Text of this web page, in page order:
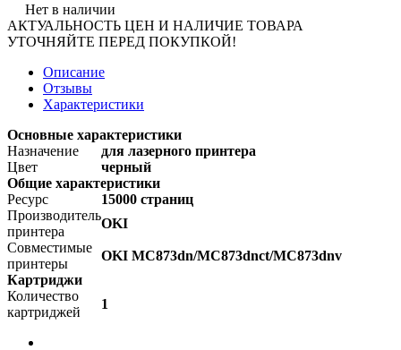
Нет в наличии
АКТУАЛЬНОСТЬ ЦЕН И НАЛИЧИЕ ТОВАРА
УТОЧНЯЙТЕ ПЕРЕД ПОКУПКОЙ!
Описание
Отзывы
Характеристики
Основные характеристики
Назначение
для лазерного принтера
Цвет
черный
Общие характеристики
Ресурс
15000 страниц
Производитель
принтера
OKI
Совместимые
принтеры
OKI MC873dn/MC873dnct/MC873dnv
Картриджи
Количество
картриджей
1